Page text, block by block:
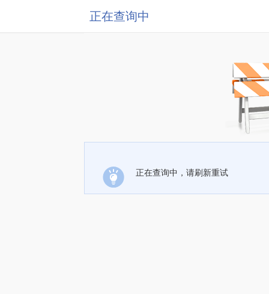
正在查询中
正在查询中，请刷新重试